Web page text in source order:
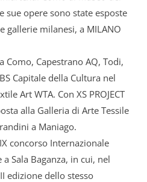
sue opere sono state esposte
gallerie milanesi, a MILANO
Como, Capestrano AQ, Todi,
Capitale della Cultura nel
Art WTA. Con XS PROJECT
alla Galleria di Arte Tessile
a Maniago.
concorso Internazionale
Sala Baganza, in cui, nel
edizione dello stesso